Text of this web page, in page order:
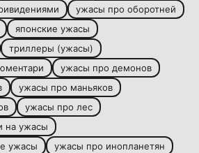
ужасы про оборотней
японские ужасы
триллеры (ужасы)
ужасы про демонов
ужасы про маньяков
ужасы про лес
на ужасы
ужасы
ужасы про инопланетян